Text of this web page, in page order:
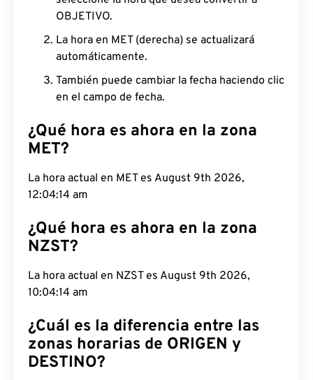
OBJETIVO.
La hora en MET (derecha) se actualizará
automáticamente.
También puede cambiar la fecha haciendo clic
en el campo de fecha.
¿Qué hora es ahora en la zona
MET?
La hora actual en MET es August 9th 2026,
12:04:15 am
¿Qué hora es ahora en la zona
NZST?
La hora actual en NZST es August 9th 2026,
10:04:15 am
¿Cuál es la diferencia entre las
zonas horarias de ORIGEN y
DESTINO?